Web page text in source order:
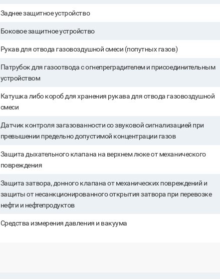
Заднее защитное устройство
Боковое защитное устройство
Рукав для отвода газовоздушной смеси (попутных газов)
Патрубок для газоотвода с огнепреградителем и присоединительным
устройством
Катушка либо короб для хранения рукава для отвода газовоздушной
смеси
Датчик контроля загазованности со звуковой сигнализацией при
превышении предельно допустимой концентрации газов
Защита дыхательного клапана на верхнем люке от механического
повреждения
Защита затвора, донного клапана от механических повреждений и
защиты от несанкционированного открытия затвора при перевозке
нефти и нефтепродуктов
Средства измерения давления и вакуума